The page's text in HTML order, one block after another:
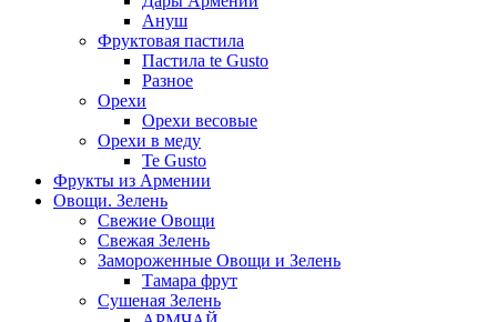
Ануш
Фруктовая пастила
Пастила te Gusto
Разное
Орехи
Орехи весовые
Орехи в меду
Te Gusto
Фрукты из Армении
Овощи. Зелень
Свежие Овощи
Свежая Зелень
Замороженные Овощи и Зелень
Тамара фрут
Сушеная Зелень